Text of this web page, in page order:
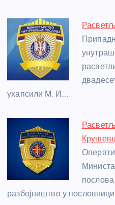
ухапсили М. И.…
разбојништво у